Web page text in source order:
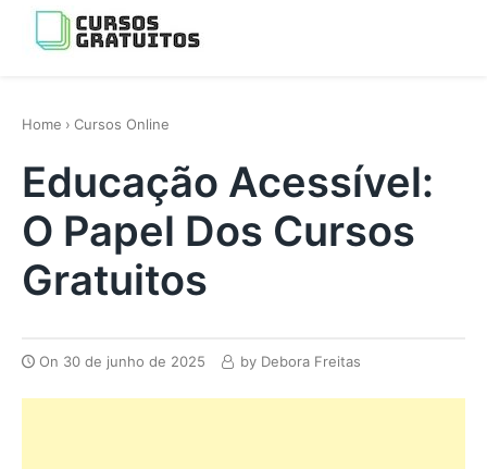
content
Home › Cursos Online
Educação Acessível:
O Papel Dos Cursos
Gratuitos
On 30 de junho de 2025 by Debora Freitas